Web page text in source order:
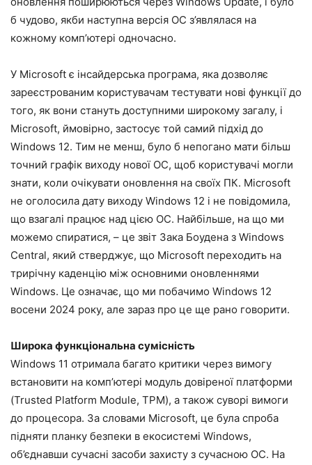
б чудово, якби наступна версія ОС з’являлася на
кожному комп’ютері одночасно.
У Microsoft є інсайдерська програма, яка дозволяє
зареєстрованим користувачам тестувати нові функції до
того, як вони стануть доступними широкому загалу, і
Microsoft, ймовірно, застосує той самий підхід до
Windows 12. Тим не менш, було б непогано мати більш
точний графік виходу нової ОС, щоб користувачі могли
знати, коли очікувати оновлення на своїх ПК. Microsoft
не оголосила дату виходу Windows 12 і не повідомила,
що взагалі працює над цією ОС. Найбільше, на що ми
можемо спиратися, – це звіт Зака Боудена з Windows
Central, який стверджує, що Microsoft переходить на
трирічну каденцію між основними оновленнями
Windows. Це означає, що ми побачимо Windows 12
восени 2024 року, але зараз про це ще рано говорити.
Широка функціональна сумісність
Windows 11 отримала багато критики через вимогу
встановити на комп’ютері модуль довіреної платформи
(Trusted Platform Module, TPM), а також суворі вимоги
до процесора. За словами Microsoft, це була спроба
підняти планку безпеки в екосистемі Windows,
об’єднавши сучасні засоби захисту з сучасною ОС. На